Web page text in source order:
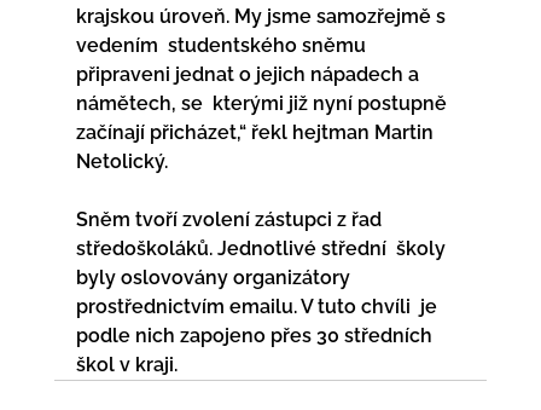
krajskou úroveň. My jsme samozřejmě s
vedením  studentského sněmu
připraveni jednat o jejich nápadech a
námětech, se  kterými již nyní postupně
začínají přicházet,“ řekl hejtman Martin
Netolický.
Sněm tvoří zvolení zástupci z řad
středoškoláků. Jednotlivé střední  školy
byly oslovovány organizátory
prostřednictvím emailu. V tuto chvíli  je
podle nich zapojeno přes 30 středních
škol v kraji.